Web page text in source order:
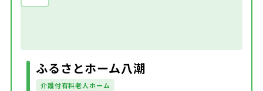
ふるさとホーム八潮
介護付有料老人ホーム